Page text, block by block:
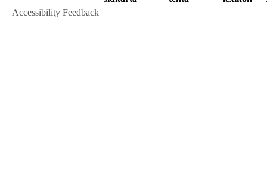
Accessibility Feedback